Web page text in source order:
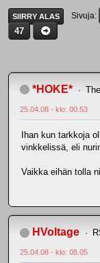
SIIRRY ALAS Sivuja
47
*HOKE*
25.04.08 - klo: 00.53
Ihan kun tarkkoja
vinkkelissä, eli
Vaikka eihän tolla
HVoltage
25.04.08 - klo: 08.05